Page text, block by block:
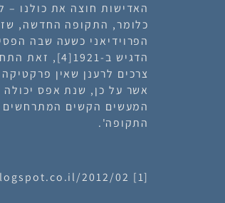
האדישות חוצה את כולנו
כלומר, התקופה החדשה, שז'אק
הפרוידיאני כשעה שבה
הדגיש ב-1921
[4]
, זאת
צרכים לרענן שאין
אשר על כן, שנת אפס
המעשים הקשים המתרחשים
התקופה'.
[1]